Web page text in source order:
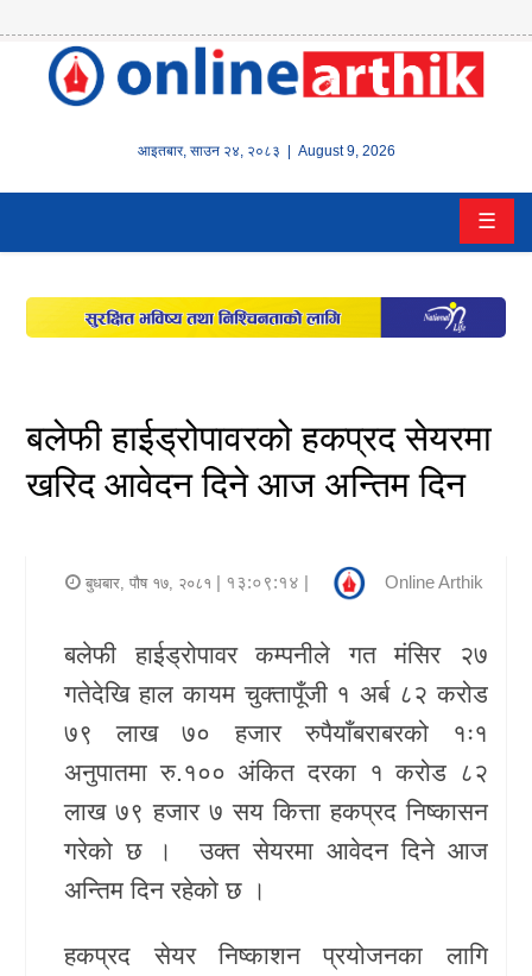
आइतबार, साउन २४, २०८३ | August 9, 2026
होम
वित्त
इन्स्योरेन्स
पूँजीबजार
अटो
राजनीति
समाचार
सूचना
☰
बलेफी हाईड्रोपावरको हकप्रद सेयरमा
खरिद आवेदन दिने आज अन्तिम दिन
बुधबार, पौष १७, २०८१ | १३:०९:१४ | Online Arthik
बलेफी हाईड्रोपावर कम्पनीले गत मंसिर २७
गतेदेखि हाल कायम चुक्तापूँजी १ अर्ब ८२ करोड
७९ लाख ७० हजार रुपैयाँबराबरको १ः१
अनुपातमा रु.१०० अंकित दरका १ करोड ८२
लाख ७९ हजार ७ सय कित्ता हकप्रद निष्कासन
गरेको छ । उक्त सेयरमा आवेदन दिने आज
अन्तिम दिन रहेको छ ।
हकप्रद सेयर निष्काशन प्रयोजनका लागि